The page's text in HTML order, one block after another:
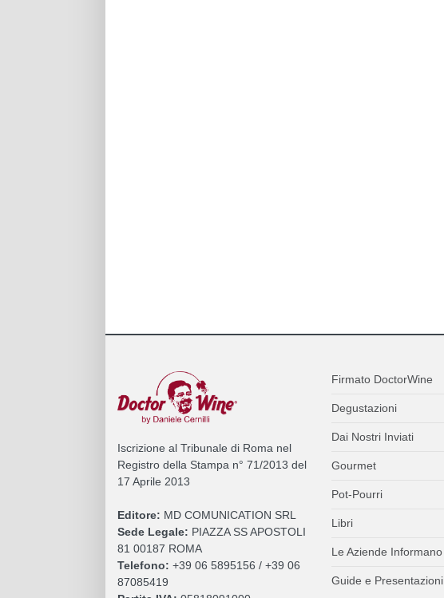
Iscrizione al Tribunale di Roma nel
Registro della Stampa n° 71/2013 del
17 Aprile 2013
Editore: MD COMUNICATION SRL
Sede Legale: PIAZZA SS APOSTOLI
81 00187 ROMA
Telefono: +39 06 5895156 / +39 06
87085419
Firmato DoctorWine
Degustazioni
Dai Nostri Inviati
Gourmet
Pot-Pourri
Libri
Le Aziende Informano
Guide e Presentazioni